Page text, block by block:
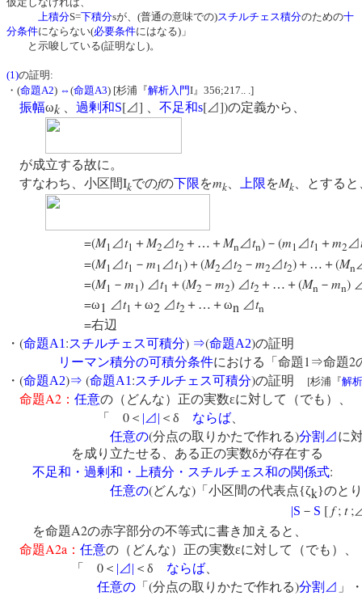
上積分S=下積分sが、(普通の意味での)スチルチェス積分のための十
分条件にならない(必要条件にはなる)」
と示唆している(証明なし)。
(1)の証明:
・(命題A2) ⇔ (命題A3) [杉浦『解析入門I』356;217.. .]
振幅ωk 過剰和S[⊿] 不足和s[⊿])の定義から、
が成立する故に。
すなわち、小区間Ikでのfの下限をmk 上限をMk 、とする
=(M1 ⊿t1 ＋M2⊿t2 ＋…＋Mn⊿tn) － (m1 ⊿t1 ＋m2⊿
=(M1 ⊿t1 － m1 ⊿t1) ＋(M2⊿t2 － m2⊿t2) ＋…＋(Mn
=(M1 － m1) ⊿t1 ＋(M2 － m2) ⊿t2 ＋…＋(Mn － mn)
=ω1 ⊿t1 ＋ω2 ⊿t2 ＋…＋ωn ⊿tn
=右辺
・ (命題A1 :スチルチェス可積分) ⇒(命題A2)の証明
リーマン積分の可積分条件における「命題 1 ⇒命題2
・ (命題A2)⇒ (命題A1 :スチルチェス可積分)の証明 [杉浦『解
命題A2 ： 任意の（どんな）正の実数εに対して（でも）、
「 0 ＜ | ⊿| ＜δ ならば
任意の(分点の取りかたで作れる)分割⊿に
を成り立たせる、ある正の実数δが存在する
不足和・過剰和・上積分・スチルチェス和の関係式:
任意の(どんな) 「小区間の代表点{ζk}のと
|S － S [f; t;
を命題A2の赤字部分の不等式に書き加えると、
命題A2a ： 任意の（どんな）正の実数εに対して（でも）
「 0 ＜ | ⊿| ＜δ ならば
任意の 「 (分点の取りかたで作れる)分割⊿ 」